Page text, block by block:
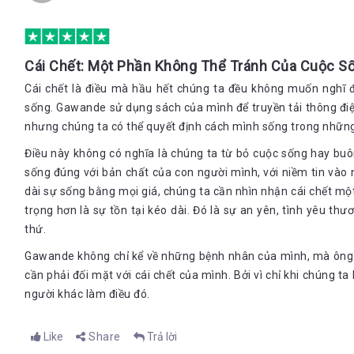
Việc tiến bộ khoa học kỹ thuật, y học hiện đại đã đặt ra cho
chúng ta cũng đang đồng thời trải qua một quá trình biến đổi
mệnh của mình trong thời đại mới
Sự lão hóa không chỉ là câu chuyện của chúng ta, mà còn là
Đến khoảng bốn mươi tuổi, cơ thể người mất dần vài phần
viễn cảnh hay ho. Người ta thường không muôn nghĩ đến sự
nhiên, nếu cứ mãi níu kéo tuổi xuân và lảng tránh hiện thực
ta phải trả những cái giá rất đắt. Chúng ta từ chối thích nghi
trong xã hội này. Điều này cũng chẳng khác gì việc chúng ta
được những trải nghiệm tích cự và viên mãn hơn khi cơ thể mình
Lão hóa muôn đời là số phận của mỗi người chúng ta, cái chết
3. Lệ thuộc
Người già không sợ chết, họ sợ những năm tháng gần đất xa
Khả năng sống sót của chúng ta lệ thuộc và tự nhiên, sự may
Cái Chết: Một Phần Không Thể Tránh Của Cuộc
Cái chết là điều mà hầu hết chúng ta đều không muốn
sống. Gawande sử dụng sách của mình để truyền tải thông
nhưng chúng ta có thể quyết định cách mình sống trong
Điều này không có nghĩa là chúng ta từ bỏ cuộc sống hay
sống đúng với bản chất của con người mình, với niềm tin
dài sự sống bằng mọi giá, chúng ta cần nhìn nhận cái chết
trọng hơn là sự tồn tại kéo dài. Đó là sự an yên, tình yêu
thứ.
Gawande không chỉ kể về những bệnh nhân của mình, mà
cần phải đối mặt với cái chết của mình. Bởi vì chỉ khi chúng
người khác làm điều đó.
Like Share Trả lời